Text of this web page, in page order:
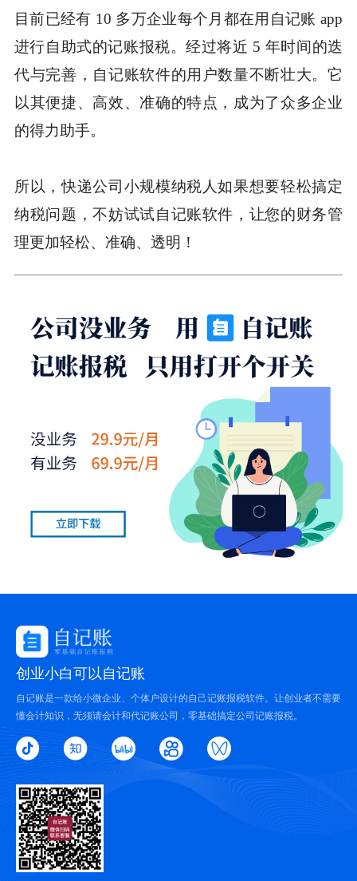
目前已经有 10 多万企业每个月都在用自记账 app
进行自助式的记账报税。经过将近 5 年时间的迭
代与完善，自记账软件的用户数量不断壮大。它
以其便捷、高效、准确的特点，成为了众多企业
的得力助手。
所以，快递公司小规模纳税人如果想要轻松搞定
纳税问题，不妨试试自记账软件，让您的财务管
理更加轻松、准确、透明！
创业小白可以自记账
自记账是一款给小微企业、个体户设计的自己记账报税软件。让创业者不需要
懂会计知识，无须请会计和代记账公司，零基础搞定公司记账报税。